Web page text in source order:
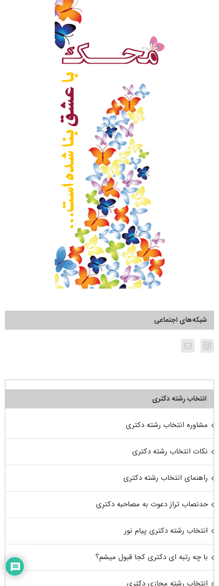
شبکه‌های اجتماعی
انتخاب رشته دکتری
مشاوره انتخاب رشته دکتری
نکات انتخاب رشته دکتری
راهنمای انتخاب رشته دکتری
حدنصاب تراز دعوت به مصاحبه دکتری
انتخاب رشته دکتری پیام نور
با چه رتبه ای دکتری کجا قبول میشم؟